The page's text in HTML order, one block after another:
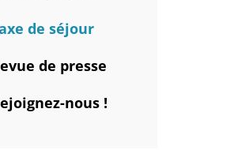
de séjour
de presse
nous !